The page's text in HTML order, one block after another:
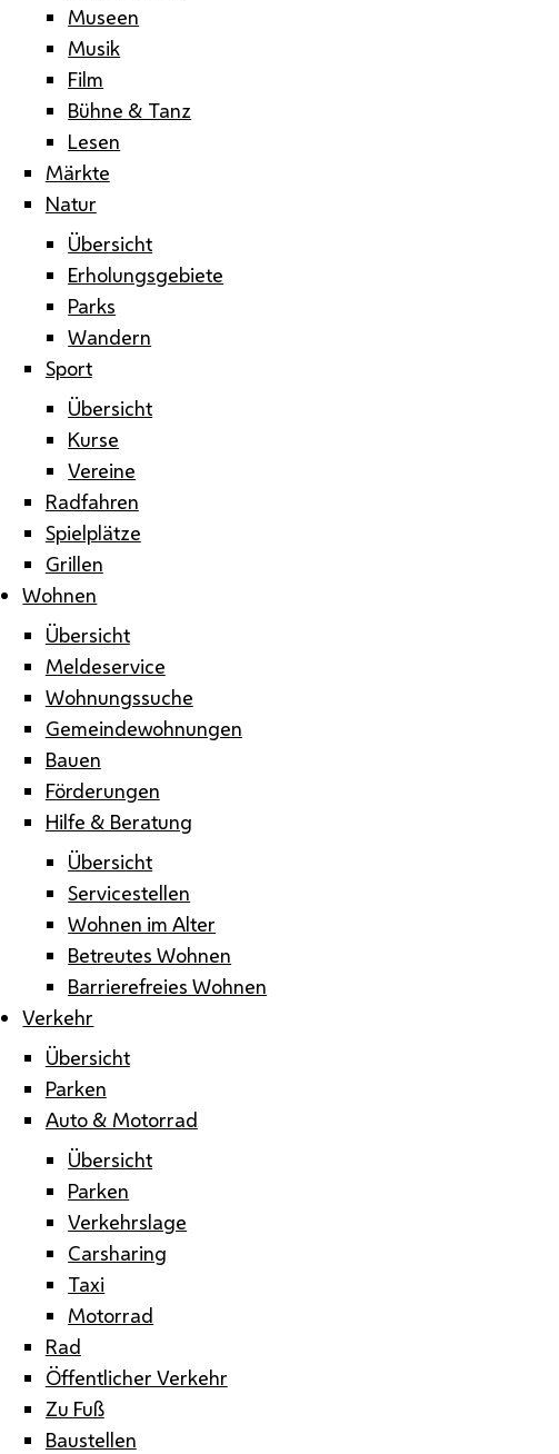
Museen
Musik
Film
Bühne & Tanz
Lesen
Märkte
Natur
Übersicht
Erholungsgebiete
Parks
Wandern
Sport
Übersicht
Kurse
Vereine
Radfahren
Spielplätze
Grillen
Wohnen
Übersicht
Meldeservice
Wohnungssuche
Gemeindewohnungen
Bauen
Förderungen
Hilfe & Beratung
Übersicht
Servicestellen
Wohnen im Alter
Betreutes Wohnen
Barrierefreies Wohnen
Verkehr
Übersicht
Parken
Auto & Motorrad
Übersicht
Parken
Verkehrslage
Carsharing
Taxi
Motorrad
Rad
Öffentlicher Verkehr
Zu Fuß
Baustellen